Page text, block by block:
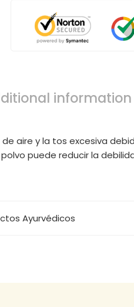
information
aire y la tos excesiva
puede reducir la
Ayurvédicos